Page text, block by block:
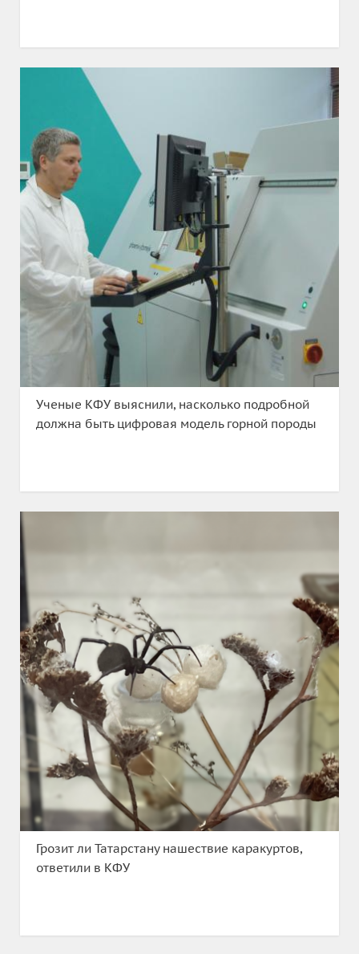
Ученые КФУ выяснили, насколько подробной
должна быть цифровая модель горной породы
Грозит ли Татарстану нашествие каракуртов,
ответили в КФУ